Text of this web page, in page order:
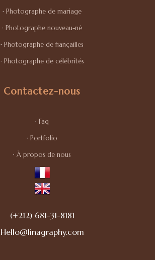
·Photographe de mariage
·Photographe nouveau-né
·Photographe de fiançailles
· Photographe de célébrités
Contactez-nous
·Faq
·Portfolio
·À propos de nous
(+212) 681-31-8181
Hello@linagraphy.com